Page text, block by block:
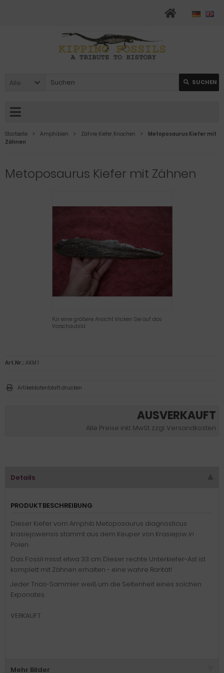
Alle SUCHEN
Startseite Amphibien Zähne, Kiefer, Knochen
Metoposaurus Kiefer mit
Zähnen
Metoposaurus Kiefer mit Zähnen
Für eine größere Ansicht klicken Sie auf das
Vorschaubild
AUSVERKAUFT
Alle Preise inkl. MwSt. zzgl. Versandkosten
Art.Nr.: AKM 1
Artikeldatenblatt drucken
Details
PRODUKTBESCHREIBUNG
Dieser Kiefer vom Amphib Metoposaurus diagnosticus
krasiejowensis stammt aus dem Keuper von Krasiejow in
Polen.
Das Fossil misst etwa 33 cm. Dieser rechte Unterkiefer-Ast ist
komplett mit Zähnen erhalten - eine wahre Rarität!
Jeder Trias-Sammler weiß um die Seltenheit eines solchen
Exponates.
VERKAUFT
Mehr Bilder